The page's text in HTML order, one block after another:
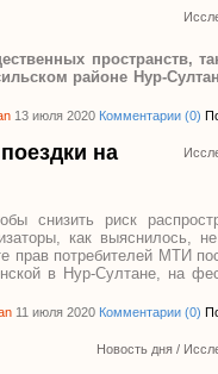
пространств,
районе Нур-
13 июля 2020 Комментарии (0)
на
снизить риск
как выяснилось, не
прав потребителей МТИ
в Нур-Султане, на
11 июля 2020 Комментарии (0)
Новость дня /